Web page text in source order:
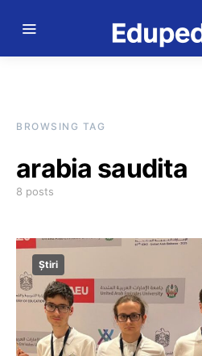
BROWSING TAG
arabia saudita
8 posts
Știri